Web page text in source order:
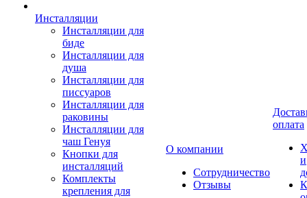
Инсталляции
Инсталляции для
биде
Инсталляции для
душа
Инсталляции для
писсуаров
Инсталляции для
раковины
Инсталляции для
чаш Генуя
Кнопки для
инсталляций
Комплекты
крепления для
О компании
Сотрудничество
Отзывы
оплата
и